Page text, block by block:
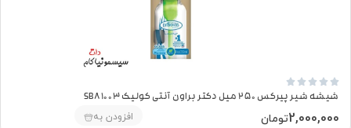





شیشه شیر پیرکس 250 میل دکتر براون آنتی کولیک SB81003
2,000,000تومان افزودن به